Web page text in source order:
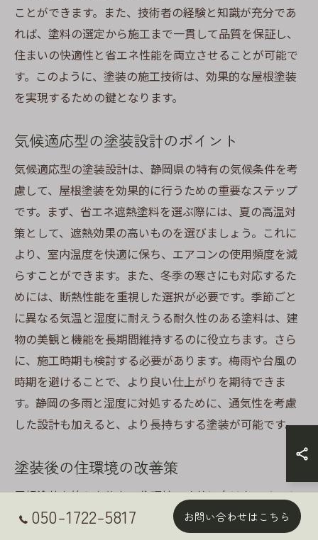
ことができます。また、技術者の経験と知識が充分であ
れば、塗料の選定から施工まで一貫して品質を保証し、
住まいの快適性と省エネ性能を両立させることが可能で
す。このように、塗装の施工技術は、効果的な屋根塗装
を実現するための鍵となります。
気候適応型の塗装設計のポイント
気候適応型の塗装設計は、静岡県の特有の気候条件を考
慮して、屋根塗装を効果的に行うための重要なステップ
です。まず、省エネ遮熱塗料を選ぶ際には、夏の高温対
策として、遮熱効果の高いものを選びましょう。これに
より、室内温度を快適に保ち、エアコンの使用頻度を減
らすことができます。また、冬季の寒さにも対応するた
めには、断熱性能を重視した選択が必要です。季節ごと
に異なる気温と湿度に耐えうる耐久性のある塗料は、建
物の美観と機能を長期間維持するのに役立ちます。さら
に、施工時期も検討する必要があります。梅雨や台風の
時期を避けることで、より良い仕上がりを期待できま
す。静岡の多雨と湿度に対処するために、通気性を考慮
した設計も加えると、より長持ちする塗装が可能です。
塗装後の住環境の改善策
屋根塗装を終えた後も、住環境の改善に向けたいくつか
の工夫があります。まず、省エネ遮熱塗料を使用するこ
050-1722-5817 お問い合わせはこちら